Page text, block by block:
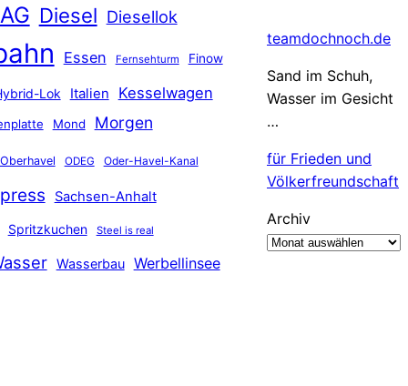
Diesel Diesellok
Essen Fernsehturm Finow
Lok Italien Kesselwagen
Mond Morgen
Oberhavel ODEG Oder-Havel-Kanal
Sachsen-Anhalt
Spritzkuchen Steel is real
Wasserbau Werbellinsee
teamdochnoch.de
Sand im Schuh,
Wasser im Gesicht
…
für Frieden und
Völkerfreundschaft
Archiv